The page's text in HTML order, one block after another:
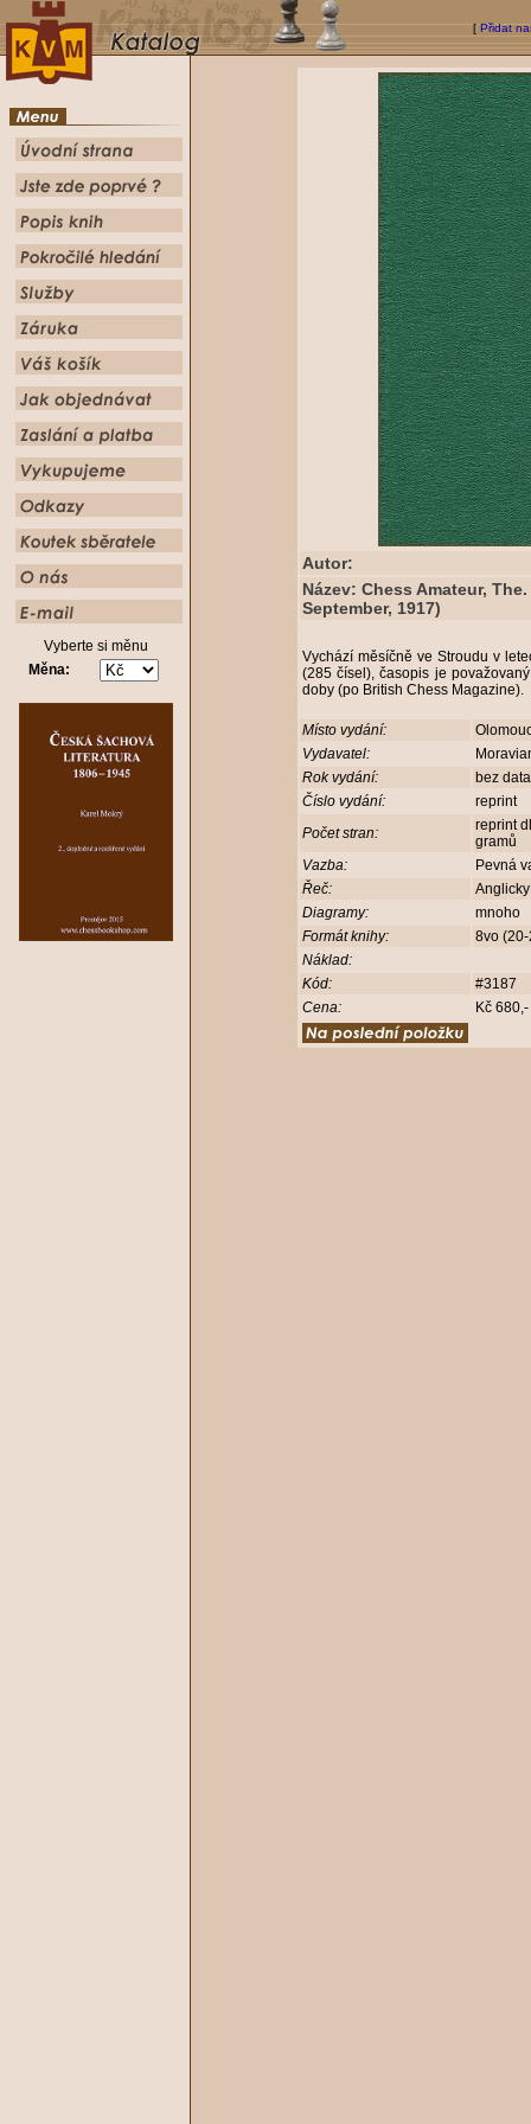
[ Přidat
Vyberte si měnu
Měna:
Autor:
Název: Chess Amateur,
September, 1917)
Vychází měsíčně ve Stroudu v
(285 čísel), časopis je
doby (po British Chess Magazine).
Místo vydání:
Vydavatel:
Rok vydání:
bez
Číslo vydání:
reprint
Počet stran:
reprint
gramů
Vazba:
Pevná
Řeč:
Diagramy:
mnoho
Formát knihy:
8vo
Náklad:
Kód:
#3187
Cena:
Kč